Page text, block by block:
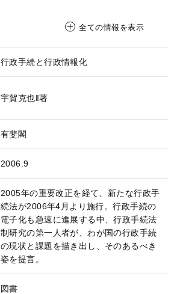
全ての情報を表示
行政手続と行政情報化
宇賀克也‖著
有斐閣
2006.9
2005年の重要改正を経て、新たな行政手
続法が2006年4月より施行。行政手続の
電子化も急速に進展する中、行政手続法
制研究の第一人者が、わが国の行政手続
の現状と課題を描き出し、そのあるべき
姿を提言。
図書